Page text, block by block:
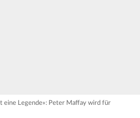
eine Legende»: Peter Maffay wird für